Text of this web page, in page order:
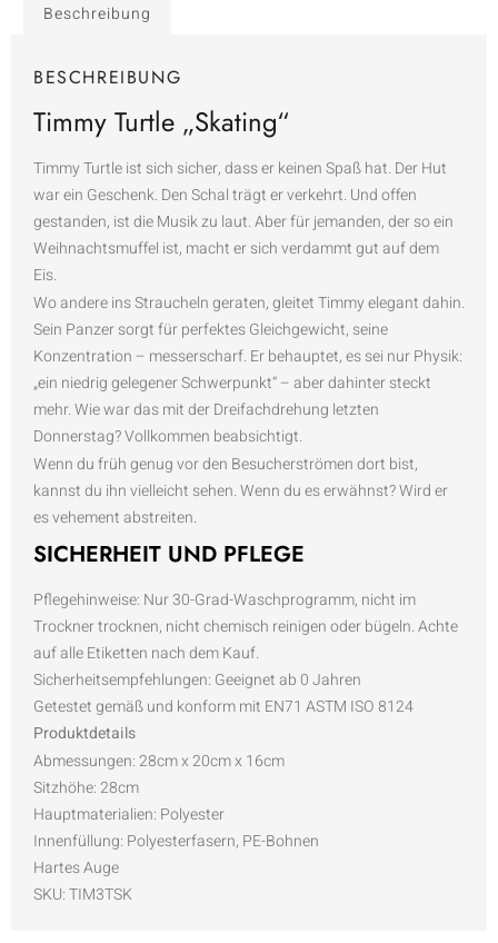
Beschreibung
BESCHREIBUNG
Timmy Turtle „Skating“
Timmy Turtle ist sich sicher, dass er keinen Spaß hat. Der Hut
war ein Geschenk. Den Schal trägt er verkehrt. Und offen
gestanden, ist die Musik zu laut. Aber für jemanden, der so ein
Weihnachtsmuffel ist, macht er sich verdammt gut auf dem
Eis.
Wo andere ins Straucheln geraten, gleitet Timmy elegant dahin.
Sein Panzer sorgt für perfektes Gleichgewicht, seine
Konzentration – messerscharf. Er behauptet, es sei nur Physik:
„ein niedrig gelegener Schwerpunkt“ – aber dahinter steckt
mehr. Wie war das mit der Dreifachdrehung letzten
Donnerstag? Vollkommen beabsichtigt.
Wenn du früh genug vor den Besucherströmen dort bist,
kannst du ihn vielleicht sehen. Wenn du es erwähnst? Wird er
es vehement abstreiten.
SICHERHEIT UND PFLEGE
Pflegehinweise: Nur 30-Grad-Waschprogramm, nicht im
Trockner trocknen, nicht chemisch reinigen oder bügeln. Achte
auf alle Etiketten nach dem Kauf.
Sicherheitsempfehlungen: Geeignet ab 0 Jahren
Getestet gemäß und konform mit EN71 ASTM ISO 8124
Produktdetails
Abmessungen: 28cm x 20cm x 16cm
Sitzhöhe: 28cm
Hauptmaterialien: Polyester
Innenfüllung: Polyesterfasern, PE-Bohnen
Hartes Auge
SKU: TIM3TSK